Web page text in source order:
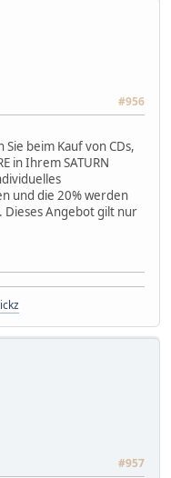
#956
beim Kauf von CDs,
in Ihrem SATURN
und die 20% werden
Dieses Angebot gilt nur
#957